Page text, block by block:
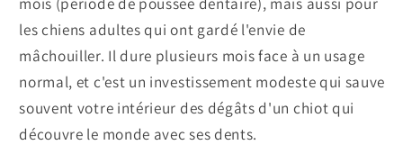
les chiens adultes qui ont gardé l'envie de
mâchouiller. Il dure plusieurs mois face à un usage
normal, et c'est un investissement modeste qui sauve
souvent votre intérieur des dégâts d'un chiot qui
découvre le monde avec ses dents.